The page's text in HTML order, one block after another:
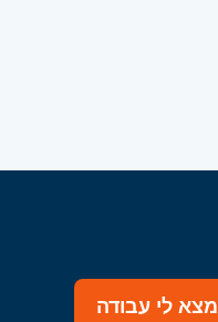
מצא לי עבודה